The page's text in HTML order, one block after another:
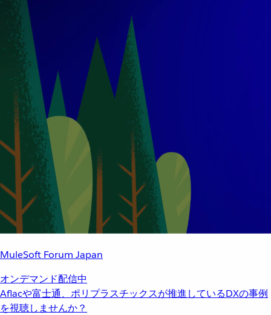
MuleSoft Forum Japan
オンデマンド配信中
Aflacや富士通、ポリプラスチックスが推進しているDXの事例
を視聴しませんか？